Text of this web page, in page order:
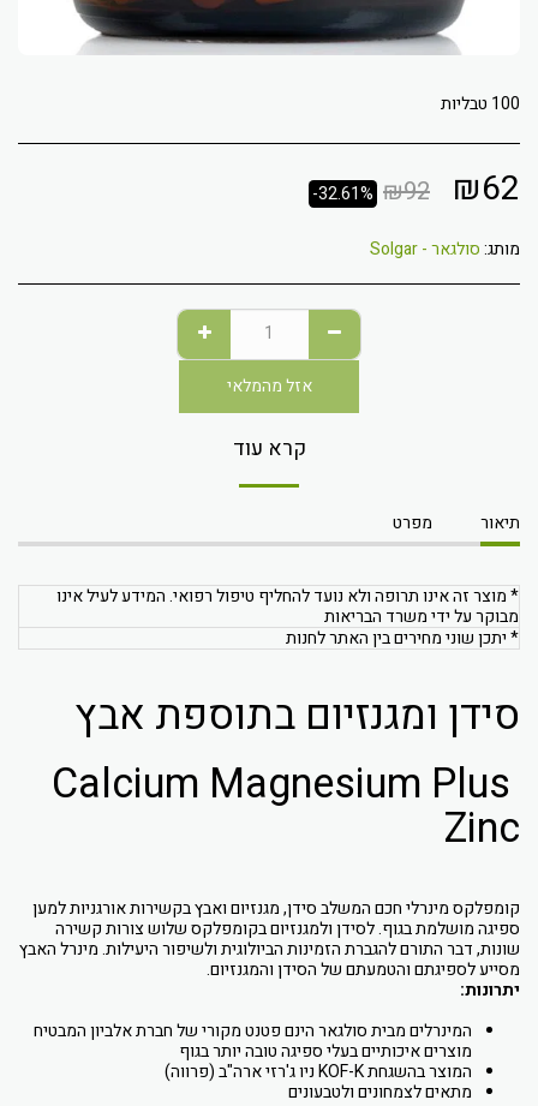
100 טבליות
₪62
₪92
-32.61%
מותג:סולגאר - Solgar
אזל מהמלאי
קרא עוד
תיאור מפרט
* מוצר זה אינו תרופה ולא נועד להחליף טיפול רפואי. המידע לעיל אינו
מבוקר על ידי משרד הבריאות
* יתכן שוני מחירים בין האתר לחנות
סידן ומגנזיום בתוספת אבץ
Calcium Magnesium Plus
Zinc
קומפלקס מינרלי חכם המשלב סידן, מגנזיום ואבץ בקשירות אורגניות למען
ספיגה מושלמת בגוף. לסידן ולמגנזיום בקומפלקס שלוש צורות קשירה
שונות, דבר התורם להגברת הזמינות הביולוגית ולשיפור היעילות. מינרל האבץ
מסייע לספיגתם והטמעתם של הסידן והמגנזיום.
יתרונות:
המינרלים מבית סולגאר הינם פטנט מקורי של חברת אלביון המבטיח
מוצרים איכותיים בעלי ספיגה טובה יותר בגוף
המוצר בהשגחת KOF-K ניו ג'רזי ארה"ב (פרווה)
מתאים לצמחונים ולטבעונים